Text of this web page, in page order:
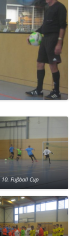
10. Fußball Cup